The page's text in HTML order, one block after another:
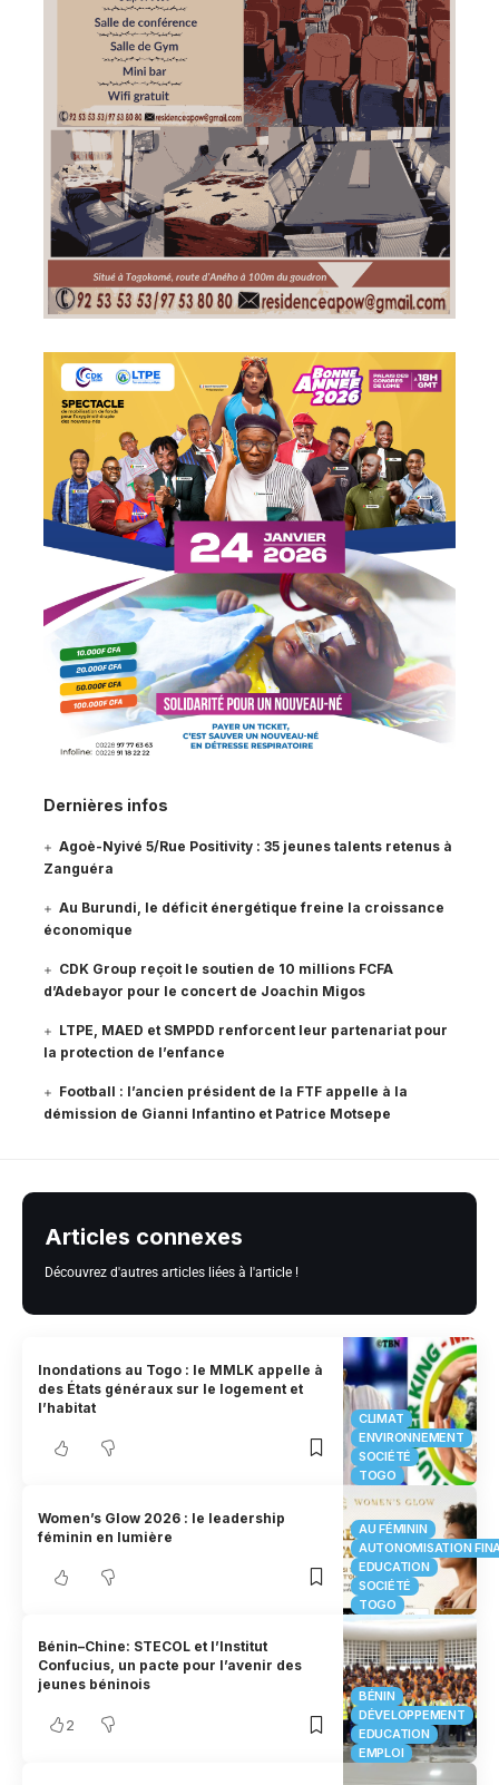
Dernières infos
Agoè-Nyivé 5/Rue Positivity : 35 jeunes talents retenus à
Zanguéra
Au Burundi, le déficit énergétique freine la croissance
économique
CDK Group reçoit le soutien de 10 millions FCFA
d’Adebayor pour le concert de Joachin Migos
LTPE, MAED et SMPDD renforcent leur partenariat pour
la protection de l’enfance
Football : l’ancien président de la FTF appelle à la
démission de Gianni Infantino et Patrice Motsepe
Articles connexes
Découvrez d'autres articles liées à l'article !
CLIMAT
ENVIRONNEMENT
SOCIÉTÉ
TOGO
Inondations au Togo : le MMLK appelle à
des États généraux sur le logement et
l’habitat
AU FÉMININ
AUTONOMISATION
EDUCATION
SOCIÉTÉ
TOGO
Women’s Glow 2026 : le leadership
féminin en lumière
BÉNIN
DÉVELOPPEMENT
EDUCATION
EMPLOI
Bénin–Chine: STECOL et l’Institut
Confucius, un pacte pour l’avenir des
jeunes béninois
2